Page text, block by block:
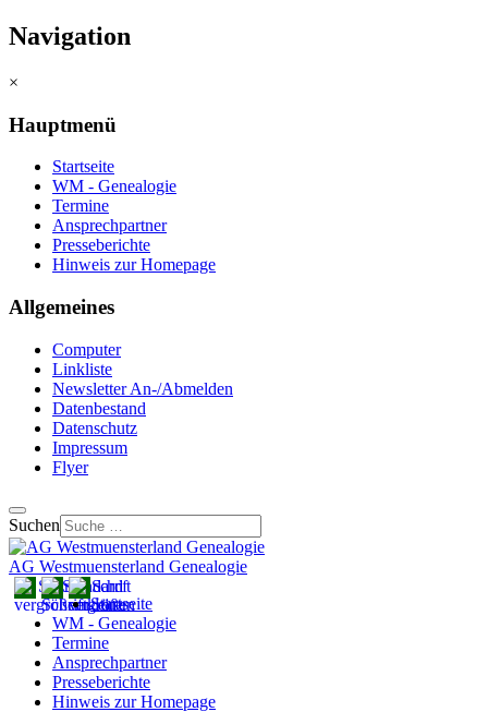
Navigation
×
Hauptmenü
Startseite
WM - Genealogie
Termine
Ansprechpartner
Presseberichte
Hinweis zur Homepage
Allgemeines
Computer
Linkliste
Newsletter An-/Abmelden
Datenbestand
Datenschutz
Impressum
Flyer
Suchen
AG Westmuensterland Genealogie
Startseite
WM - Genealogie
Termine
Ansprechpartner
Presseberichte
Hinweis zur Homepage